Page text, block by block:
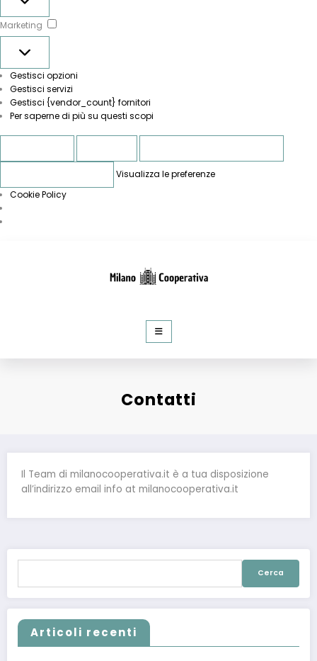
Marketing
Gestisci opzioni
Gestisci servizi
Gestisci {vendor_count} fornitori
Per saperne di più su questi scopi
Visualizza le preferenze
Cookie Policy
Contatti
Il Team di milanocooperativa.it è a tua disposizione
all’indirizzo email info at milanocooperativa.it
Articoli recenti